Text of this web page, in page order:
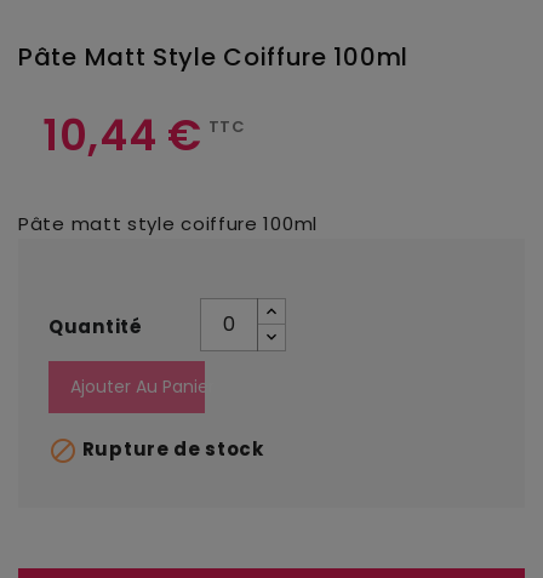
Pâte Matt Style Coiffure 100ml
10,44 € TTC
Pâte matt style coiffure 100ml
Quantité
Ajouter Au Panier
 Rupture de stock